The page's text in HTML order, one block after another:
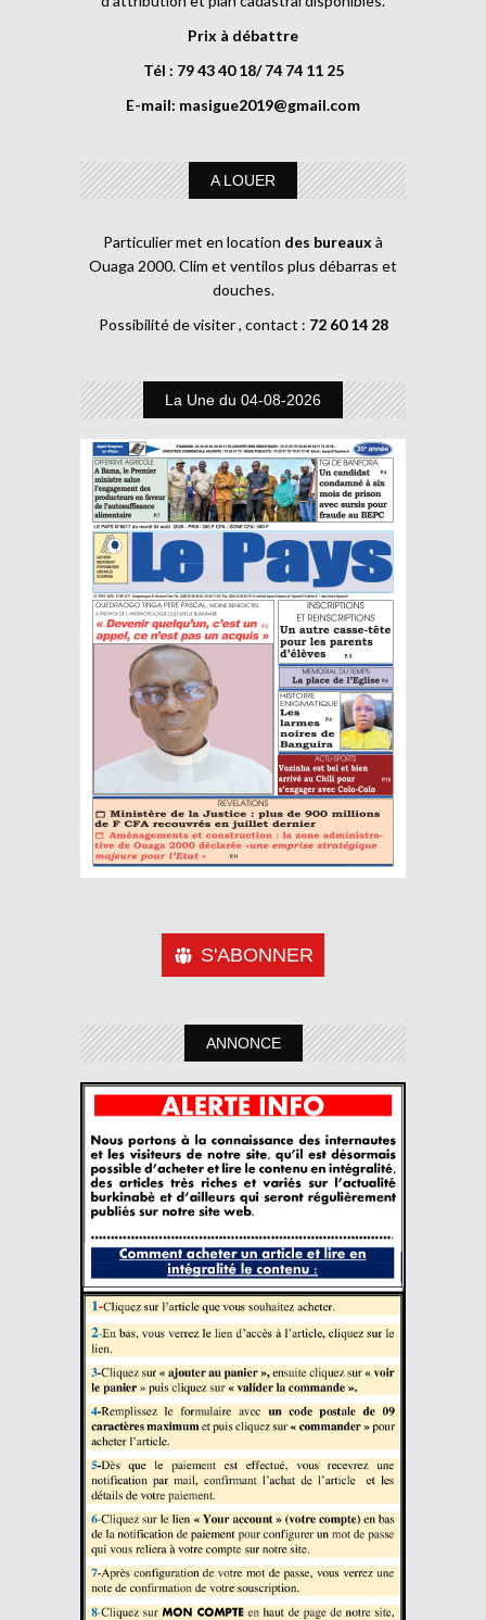
Prix à débattre
Tél : 79 43 40 18/ 74 74 11 25
E-mail: masigue2019@gmail.com
A LOUER
Particulier met en location des bureaux à
Ouaga 2000. Clim et ventilos plus débarras et
douches.
Possibilité de visiter , contact : 72 60 14 28
La Une du 04-08-2026
S'ABONNER
ANNONCE